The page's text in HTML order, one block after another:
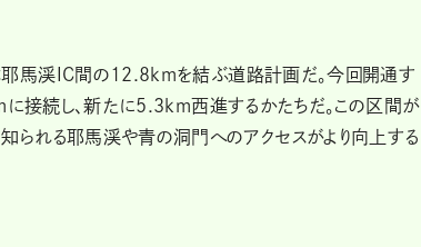
耶馬渓IC間の12.8kmを結ぶ道路計画だ。今回開通す
接続し、新たに5.3km西進するかたちだ。この区間が
られる耶馬渓や青の洞門へのアクセスがより向上する